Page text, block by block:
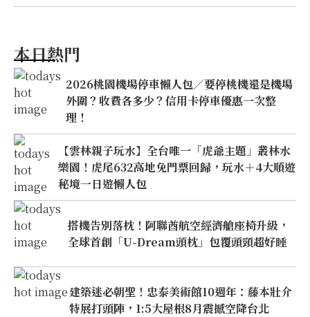
本日熱門
2026桃園機場停車懶人包／要停桃機還是機場
外圍？收費各多少？信用卡停車優惠一次整
理！
【雲林親子玩水】全台唯一「虎爺主題」叢林水
樂園！虎尾632高地免門票回歸，玩水＋4大順遊
秘境一日遊懶人包
搭機告別落枕！阿聯酋航空經濟艙座椅升級，
全球首創「U-Dream頭枕」包覆頭頸超好睡
建築迷必朝聖！忠泰美術館10週年：藤本壯介
特展打頭陣，1:5大屋根8月震撼空降台北